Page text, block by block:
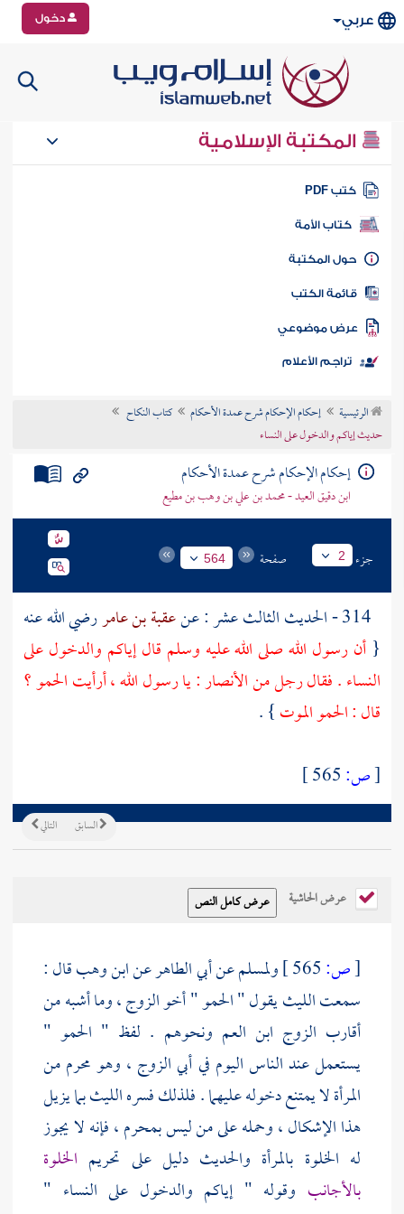
عربي دخول
المكتبة الإسلامية
كتب PDF
كتاب الأمة
المكتبة
الكتب
موضوعي
تراجم الأعلام
الرئيسية إحكام الإحكام شرح عمدة الأحكام
كتاب النكاح
حديث إياكم والدخول على النساء
إحكام الإحكام شرح عمدة الأحكام
ابن دقيق العيد - محمد بن علي بن وهب بن مطيع
جزء 2 صفحة 564
عقبة بن عامررضي الله عنه
{أن رسول الله صلى الله عليه وسلم قال إياكم والدخول على
النساء . فقال رجل من الأنصار : يا رسول الله ، أرأيت الحمو ؟
قال : الحمو الموت} .
[ص:
التالي السابق
عرض الحاشية
[ص: ولمسلمعنأبي الطاهرعنابن وهبقال :
سمعتالليثيقول " الحمو " أخو الزوج ، وما أشبه من
أقارب الزوج ابن العم ونحوهم . لفظ " الحمو "
يستعمل عند الناس اليوم في أبي الزوج ، وهو محرم من
المرأة لا يمتنع دخوله عليهما . فلذلك فسرهالليثبما يزيل
هذا الإشكال ، وحمله على من ليس بمحرم ، فإنه لا يجوز
له الخلوة بالمرأة والحديث دليل على تحريم الخلوة
بالأجانب وقوله " إياكم والدخول على النساء "